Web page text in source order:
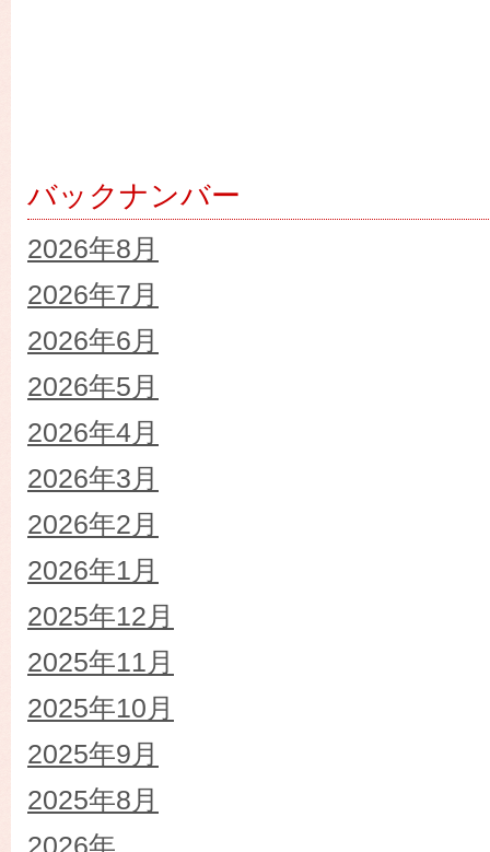
バックナンバー
2026年8月
2026年7月
2026年6月
2026年5月
2026年4月
2026年3月
2026年2月
2026年1月
2025年12月
2025年11月
2025年10月
2025年9月
2025年8月
2026年